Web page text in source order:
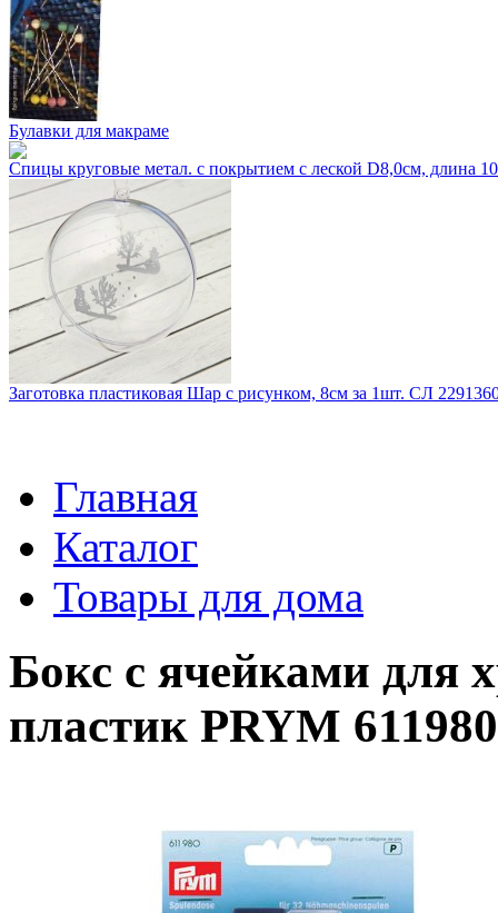
Булавки для макраме
Спицы круговые метал. с покрытием с леской D8,0см, длина
Заготовка пластиковая Шар с рисунком, 8см за 1шт. СЛ
Главная
Каталог
Товары для дома
Бокс с ячейками для
пластик PRYM 611980